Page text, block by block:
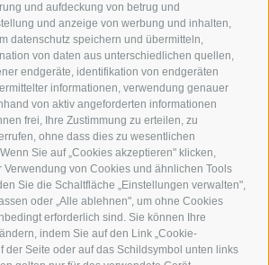
und aufdeckung von betrug und
und anzeige von werbung und inhalten,
datenschutz speichern und übermitteln,
von daten aus unterschiedlichen quellen,
endgeräte, identifikation von endgeräten
informationen, verwendung genauer
von aktiv angeforderten informationen
frei, Ihre Zustimmung zu erteilen, zu
ohne dass dies zu wesentlichen
Sie auf „Cookies akzeptieren" klicken,
Verwendung von Cookies und ähnlichen Tools
Sie die Schaltfläche „Einstellungen verwalten",
oder „Alle ablehnen", um ohne Cookies
erforderlich sind. Sie können Ihre
indem Sie auf den Link „Cookie-
der Seite oder auf das Schildsymbol unten links